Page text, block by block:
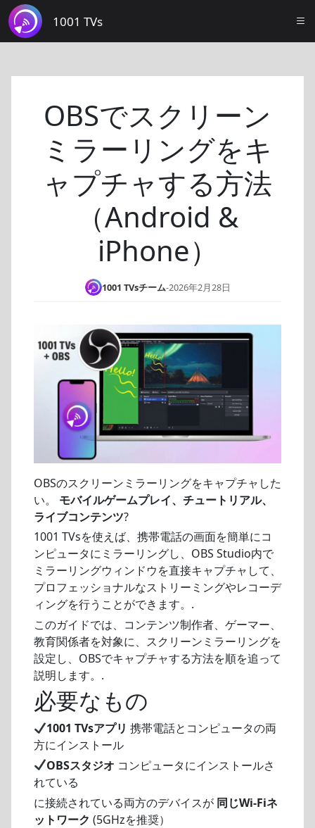
1001 TVs
OBSでスクリーン
ミラーリングをキ
ャプチャする方法
（Android &
iPhone）
1001 TVsチーム-2026年2月28日
OBSのスクリーンミラーリングをキャプチャした
い。 モバイルゲームプレイ、チュートリアル、
ライブコンテンツ?
1001 TVsを使えば、携帯電話の画面を簡単にコ
ンピュータにミラーリングし、OBS Studio内で
ミラーリングウィンドウを直接キャプチャして、
プロフェッショナルなストリーミングやレコーデ
ィングを行うことができます。.
このガイドでは、コンテンツ制作者、ゲーマー、
教育関係者を対象に、スクリーンミラーリングを
設定し、OBSでキャプチャする方法を順を追って
説明します。.
必要なもの
1001 TVsアプリ 携帯電話とコンピュータの両
方にインストール
OBSスタジオ コンピュータにインストールさ
れている
に接続されている両方のデバイスが 同じWi-Fiネ
ットワーク (5GHzを推奨）